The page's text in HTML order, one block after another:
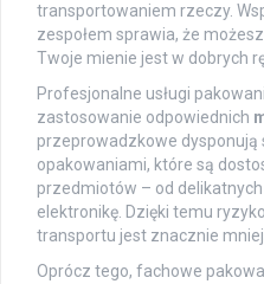
transportowaniem rzeczy.
zespołem sprawia, że
Twoje mienie jest w dobrych
Profesjonalne usługi
zastosowanie odpowiednich
przeprowadzkowe dysponują
opakowaniami, które są
przedmiotów – od
elektronikę. Dzięki temu
transportu jest znacznie
Oprócz tego, fachowe